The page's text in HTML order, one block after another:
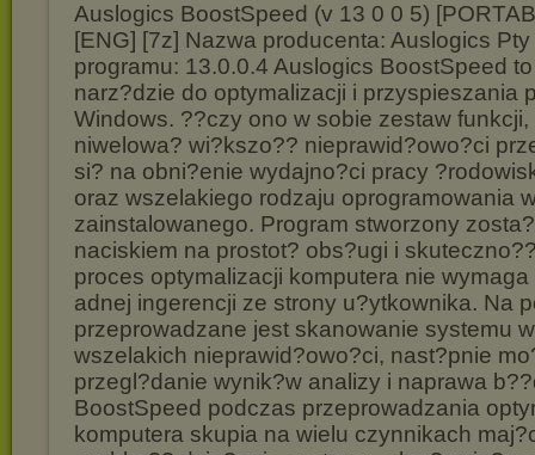
Auslogics BoostSpeed (v 13 0 0 5)
[ENG] [7z] Nazwa producenta: Auslogics
programu: 13.0.0.4 Auslogics BoostSpeed
narz?dzie do optymalizacji i przyspieszania
Windows. ??czy ono w sobie zestaw
niwelowa? wi?kszo?? nieprawid?owo?ci
si? na obni?enie wydajno?ci pracy
oraz wszelakiego rodzaju oprogramowania
zainstalowanego. Program stworzony
naciskiem na prostot? obs?ugi i
proces optymalizacji komputera nie
adnej ingerencji ze strony u?ytkownika. Na
przeprowadzane jest skanowanie systemu
wszelakich nieprawid?owo?ci, nast?pnie
przegl?danie wynik?w analizy i naprawa
BoostSpeed podczas przeprowadzania
komputera skupia na wielu czynnikach